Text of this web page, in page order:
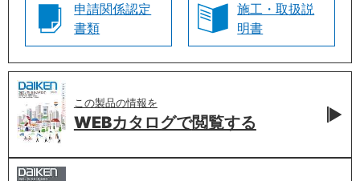
申請関係認定
書類
施工・取扱説
明書
この製品の情報を
WEBカタログで閲覧する